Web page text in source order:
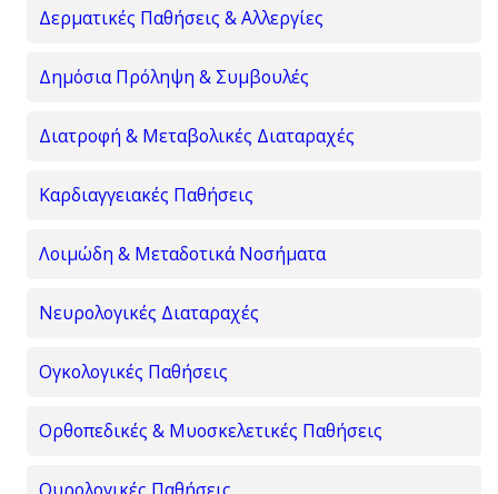
Δερματικές Παθήσεις & Αλλεργίες
Δημόσια Πρόληψη & Συμβουλές
Διατροφή & Μεταβολικές Διαταραχές
Καρδιαγγειακές Παθήσεις
Λοιμώδη & Μεταδοτικά Νοσήματα
Νευρολογικές Διαταραχές
Ογκολογικές Παθήσεις
Ορθοπεδικές & Μυοσκελετικές Παθήσεις